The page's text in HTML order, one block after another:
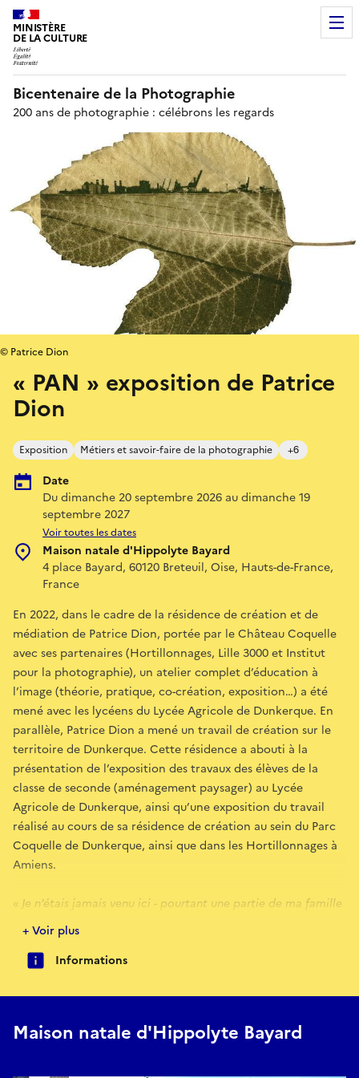
MINISTÈRE
DE LA CULTURE
Bicentenaire de la Photographie
200 ans de photographie : célébrons les regards
« PAN » exposition de Patrice
Dion
Exposition Métiers et savoir-faire de la photographie +6
Date
Du dimanche 20 septembre 2026 au dimanche 19
septembre 2027
Voir toutes les dates
Maison natale d'Hippolyte Bayard
4 place Bayard, 60120 Breteuil, Oise, Hauts-de-France,
France
© Patrice Dion
En 2022, dans le cadre de la résidence de création et de
médiation de Patrice Dion, portée par le Château Coquelle
avec ses partenaires (Hortillonnages, Lille 3000 et Institut
pour la photographie), un atelier complet d’éducation à
l’image (théorie, pratique, co-création, exposition…) a été
mené avec les lycéens du Lycée Agricole de Dunkerque. En
parallèle, Patrice Dion a mené un travail de création sur le
territoire de Dunkerque. Cette résidence a abouti à la
présentation de l’exposition des travaux des élèves de la
classe de seconde (aménagement paysager) au Lycée
Agricole de Dunkerque, ainsi qu’une exposition du travail
réalisé au cours de sa résidence de création au sein du Parc
Coquelle de Dunkerque, ainsi que dans les Hortillonnages à
Amiens.
« Je n’étais jamais venu ici - pourtant une partie de ma famille
est originaire des Hauts-de-France. Comme beaucoup, elle a
fui durant l’exode de 40, devant l’envahisseur... Alors quand on
m’a proposé cette résidence, quelque chose d’indicible a
du soleil sur du végétal, aire liminale de nos perceptions … J'ai
d'histoire, comme une traversée temporelle. Un itinéraire sans
+ Voir plus
Informations
Maison natale d'Hippolyte Bayard